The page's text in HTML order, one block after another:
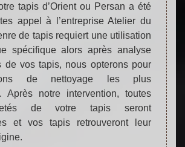
tapis d’Orient ou Persan a été
appel à l’entreprise Atelier du
de tapis requiert une utilisation
spécifique alors après analyse
de vos tapis, nous opterons pour
de nettoyage les plus
Après notre intervention, toutes
de votre tapis seront
et vos tapis retrouveront leur